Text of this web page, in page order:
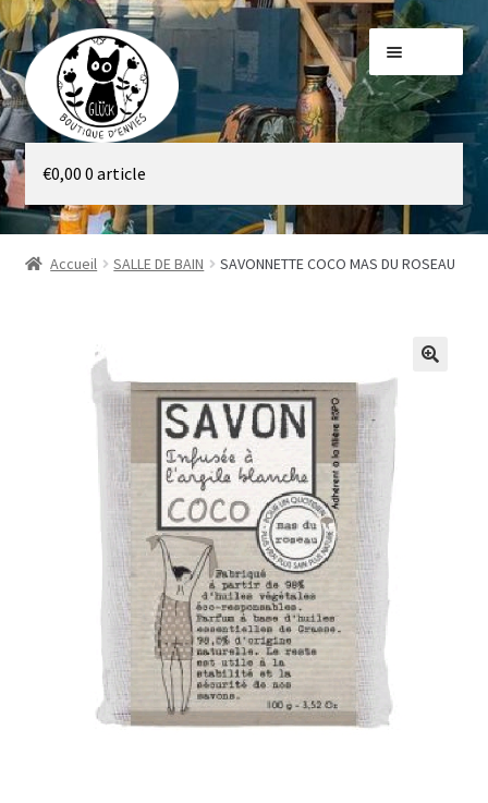
Aller
à
la
navigation
Aller
au
contenu
Galerie
Boutique
€0,00 0 article
Accueil SALLE DE BAIN SAVONNETTE COCO MAS DU ROSEAU